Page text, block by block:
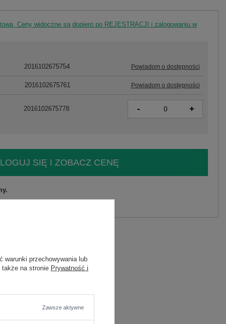
Ceny widoczne są dopiero po REJESTRACJI i zalogowaniu w
2016102675754 Powiadom o dostępności
2016102675761 Powiadom o dostępności
2016102675778 - +
SIĘ I ZOBACZ CENĘ
warunki przechowywania lub
także na stronie Prywatność i
Zawsze aktywne